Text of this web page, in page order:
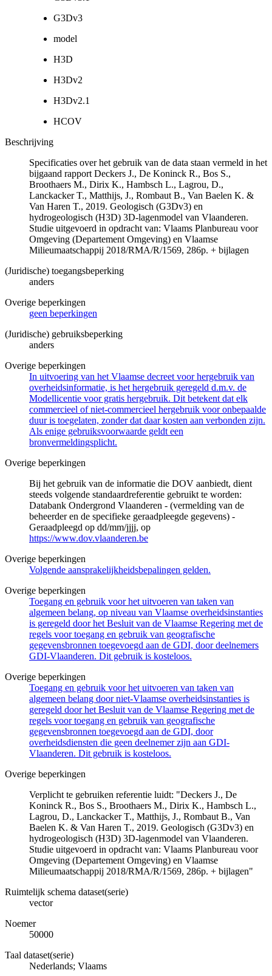
G3Dv3
model
H3D
H3Dv2
H3Dv2.1
HCOV
Beschrijving
Specificaties over het gebruik van de data staan vermeld in het
bijgaand rapport Deckers J., De Koninck R., Bos S.,
Broothaers M., Dirix K., Hambsch L., Lagrou, D.,
Lanckacker T., Matthijs, J., Rombaut B., Van Baelen K. &
Van Haren T., 2019. Geologisch (G3Dv3) en
hydrogeologisch (H3D) 3D-lagenmodel van Vlaanderen.
Studie uitgevoerd in opdracht van: Vlaams Planbureau voor
Omgeving (Departement Omgeving) en Vlaamse
Milieumaatschappij 2018/RMA/R/1569, 286p. + bijlagen
(Juridische) toegangsbeperking
anders
Overige beperkingen
geen beperkingen
(Juridische) gebruiksbeperking
anders
Overige beperkingen
In uitvoering van het Vlaamse decreet voor hergebruik van
overheidsinformatie, is het hergebruik geregeld d.m.v. de
Modellicentie voor gratis hergebruik. Dit betekent dat elk
commercieel of niet-commercieel hergebruik voor onbepaalde
duur is toegelaten, zonder dat daar kosten aan verbonden zijn.
Als enige gebruiksvoorwaarde geldt een
bronvermeldingsplicht.
Overige beperkingen
Bij het gebruik van de informatie die DOV aanbiedt, dient
steeds volgende standaardreferentie gebruikt te worden:
Databank Ondergrond Vlaanderen - (vermelding van de
beheerder en de specifieke geraadpleegde gegevens) -
Geraadpleegd op dd/mm/jjjj, op
https://www.dov.vlaanderen.be
Overige beperkingen
Volgende aansprakelijkheidsbepalingen gelden.
Overige beperkingen
Toegang en gebruik voor het uitvoeren van taken van
algemeen belang, op niveau van Vlaamse overheidsinstanties
is geregeld door het Besluit van de Vlaamse Regering met de
regels voor toegang en gebruik van geografische
gegevensbronnen toegevoegd aan de GDI, door deelnemers
GDI-Vlaanderen. Dit gebruik is kosteloos.
Overige beperkingen
Toegang en gebruik voor het uitvoeren van taken van
algemeen belang door niet-Vlaamse overheidsinstanties is
geregeld door het Besluit van de Vlaamse Regering met de
regels voor toegang en gebruik van geografische
gegevensbronnen toegevoegd aan de GDI, door
overheidsdiensten die geen deelnemer zijn aan GDI-
Vlaanderen. Dit gebruik is kosteloos.
Overige beperkingen
Verplicht te gebruiken referentie luidt: "Deckers J., De
Koninck R., Bos S., Broothaers M., Dirix K., Hambsch L.,
Lagrou, D., Lanckacker T., Matthijs, J., Rombaut B., Van
Baelen K. & Van Haren T., 2019. Geologisch (G3Dv3) en
hydrogeologisch (H3D) 3D-lagenmodel van Vlaanderen.
Studie uitgevoerd in opdracht van: Vlaams Planbureau voor
Omgeving (Departement Omgeving) en Vlaamse
Milieumaatschappij 2018/RMA/R/1569, 286p. + bijlagen"
Ruimtelijk schema dataset(serie)
vector
Noemer
50000
Taal dataset(serie)
Nederlands; Vlaams